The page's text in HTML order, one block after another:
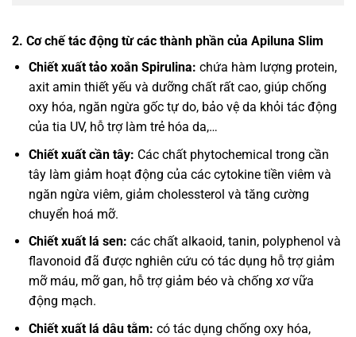
2. Cơ chế tác động từ các thành phần của Apiluna Slim
Chiết xuất tảo xoắn Spirulina: chứa hàm lượng protein,
axit amin thiết yếu và dưỡng chất rất cao, giúp chống
oxy hóa, ngăn ngừa gốc tự do, bảo vệ da khỏi tác động
của tia UV, hỗ trợ làm trẻ hóa da,…
Chiết xuất cần tây: Các chất phytochemical trong cần
tây làm giảm hoạt động của các cytokine tiền viêm và
ngăn ngừa viêm, giảm cholessterol và tăng cường
chuyển hoá mỡ.
Chiết xuất lá sen: các chất alkaoid, tanin, polyphenol và
flavonoid đã được nghiên cứu có tác dụng hỗ trợ giảm
mỡ máu, mỡ gan, hỗ trợ giảm béo và chống xơ vữa
động mạch.
Chiết xuất lá dâu tằm: có tác dụng chống oxy hóa,